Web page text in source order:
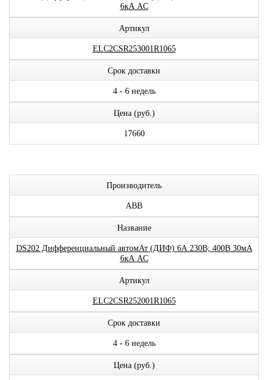
6кА AC
Артикул
ELC2CSR253001R1065
Срок доставки
4 - 6 недель
Цена (руб.)
17660
Производитель
ABB
Название
DS202 Дифференциальный автомАт (ДИФ) 6А 230В; 400В 30мА
6кА AC
Артикул
ELC2CSR252001R1065
Срок доставки
4 - 6 недель
Цена (руб.)